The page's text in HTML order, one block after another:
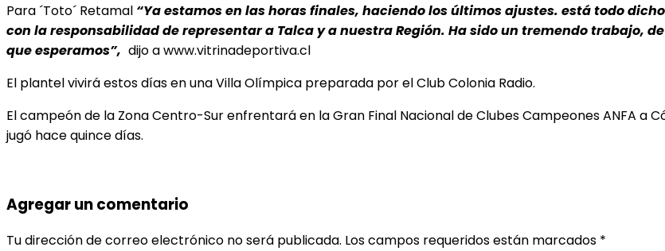
Para ´Toto´ Retamal “Ya estamos en las horas finales, haciendo los últimos ajustes. está todo
con la responsabilidad de representar a Talca y a nuestra Región. Ha sido un tremendo trabajo,
que esperamos”, dijo a www.vitrinadeportiva.cl
El plantel vivirá estos días en una Villa Olímpica preparada por el Club Colonia Radio.
El campeón de la Zona Centro-Sur enfrentará en la Gran Final Nacional de Clubes Campeones ANFA a
jugó hace quince días.
Agregar un comentario
Tu dirección de correo electrónico no será publicada. Los campos requeridos están marcados *